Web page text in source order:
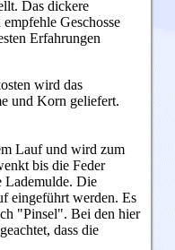
Das dickere
Geschosse
Erfahrungen
wird das
und Korn geliefert.
Lauf und wird zum
bis die Feder
Lademulde. Die
eingeführt werden. Es
"Pinsel". Bei den hier
dass die